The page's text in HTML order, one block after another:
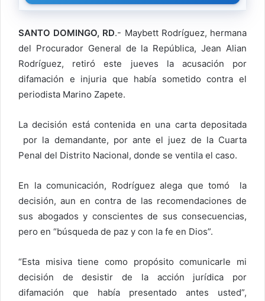
SANTO DOMINGO, RD.- Maybett Rodríguez, hermana
del Procurador General de la República, Jean Alian
Rodríguez, retiró este jueves la acusación por
difamación e injuria que había sometido contra el
periodista Marino Zapete.
La decisión está contenida en una carta depositada
por la demandante, por ante el juez de la Cuarta
Penal del Distrito Nacional, donde se ventila el caso.
En la comunicación, Rodríguez alega que tomó la
decisión, aun en contra de las recomendaciones de
sus abogados y conscientes de sus consecuencias,
pero en “búsqueda de paz y con la fe en Dios”.
“Esta misiva tiene como propósito comunicarle mi
decisión de desistir de la acción jurídica por
difamación que había presentado antes usted”,